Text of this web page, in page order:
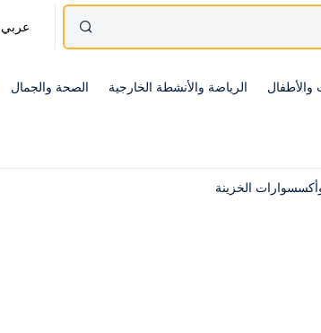
عربي
والأطفال الرياضة والأنشطة الخارجية الصحة والجمال
الخزينة